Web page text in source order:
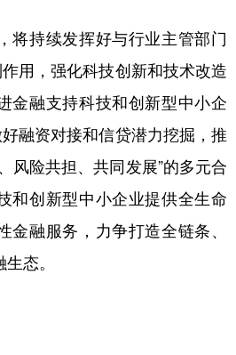
将持续发挥好与行业主管部门
用，强化科技创新和技术改造
金融支持科技和创新型中小企
融资对接和信贷潜力挖掘，推
风险共担、共同发展”的多元合
和创新型中小企业提供全生命
金融服务，力争打造全链条、
态。